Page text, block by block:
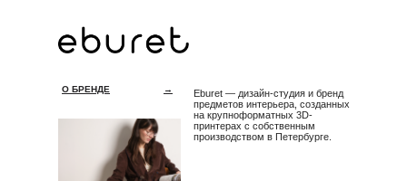
О БРЕНДЕ
Eburet — дизайн-студия и бренд
предметов интерьера, созданных
на крупноформатных 3D-
принтерах с собственным
производством в Петербурге.
→